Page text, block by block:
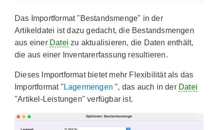
Das Importformat "Bestandsmenge" in der
Artikeldatei ist dazu gedacht, die Bestandsmengen
aus einer Datei zu aktualisieren, die Daten enthält,
die aus einer Inventarerfassung resultieren.
Dieses Importformat bietet mehr Flexibilität als das
Importformat " Lagermengen ", das auch in der Datei
"Artikel-Leistungen" verfügbar ist.